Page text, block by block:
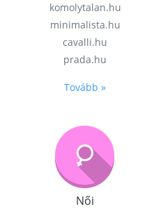
komolytalan.hu
minimalista.hu
cavalli.hu
prada.hu
Tovább »
Női